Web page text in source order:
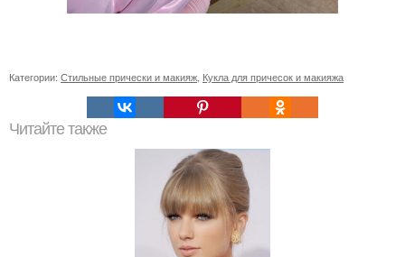
Категории: Стильные прически и макияж Кукла для причесок и макияжа
Читайте также